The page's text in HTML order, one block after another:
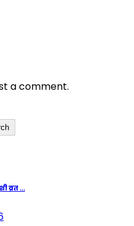
a comment.
व्रत ...